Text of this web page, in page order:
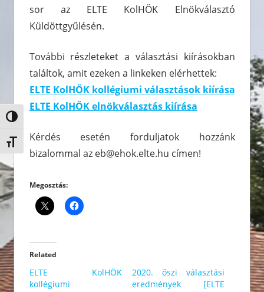
Nagy kontraszt váltása
Betűméret váltása
sor az ELTE KolHÖK Elnökválasztó
Küldöttgyűlésén.
További részleteket a választási kiírásokban
találtok, amit ezeken a linkeken elérhettek:
ELTE KolHÖK kollégiumi választások kiírása
ELTE KolHÖK elnökválasztás kiírása
Kérdés esetén forduljatok hozzánk
bizalommal az eb@ehok.elte.hu címen!
Megosztás:
Related
ELTE KolHÖK
kollégiumi
2020. őszi választási
eredmények [ELTE